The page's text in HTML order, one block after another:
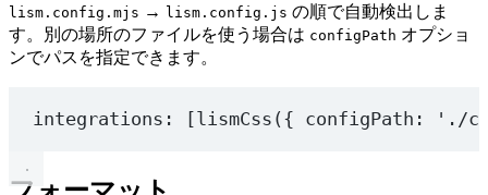
lism.config.mjs → lism.config.js の順で自動検出しま
す。別の場所のファイルを使う場合は configPath オプショ
ンでパスを指定できます。
integrations : [lismCss ({ configPath: './